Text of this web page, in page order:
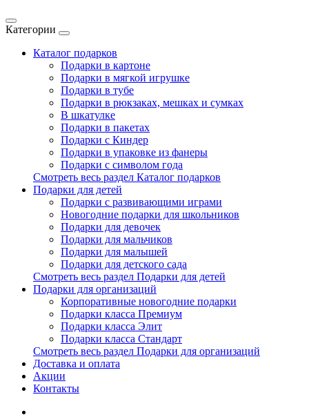
Категории
Каталог подарков
Подарки в картоне
Подарки в мягкой игрушке
Подарки в тубе
Подарки в рюкзаках, мешках и сумках
В шкатулке
Подарки в пакетах
Подарки с Киндер
Подарки в упаковке из фанеры
Подарки с символом года
Смотреть весь раздел Каталог подарков
Подарки для детей
Подарки с развивающими играми
Новогодние подарки для школьников
Подарки для девочек
Подарки для мальчиков
Подарки для малышей
Подарки для детского сада
Смотреть весь раздел Подарки для детей
Подарки для организаций
Корпоративные новогодние подарки
Подарки класса Премиум
Подарки класса Элит
Подарки класса Стандарт
Смотреть весь раздел Подарки для организаций
Доставка и оплата
Акции
Контакты